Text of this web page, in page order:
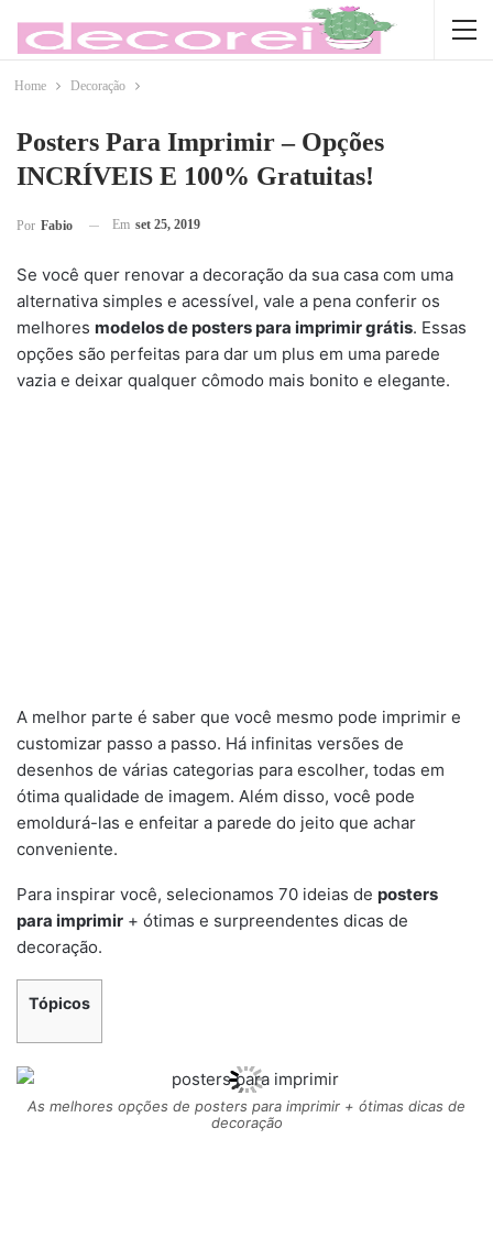
Home Decoração
Posters Para Imprimir – Opções
INCRÍVEIS E 100% Gratuitas!
Por Fabio Em set 25, 2019
Se você quer renovar a decoração da sua casa com uma
alternativa simples e acessível, vale a pena conferir os
melhores modelos de posters para imprimir grátis. Essas
opções são perfeitas para dar um plus em uma parede
vazia e deixar qualquer cômodo mais bonito e elegante.
A melhor parte é saber que você mesmo pode imprimir e
customizar passo a passo. Há infinitas versões de
desenhos de várias categorias para escolher, todas em
ótima qualidade de imagem. Além disso, você pode
emoldurá-las e enfeitar a parede do jeito que achar
conveniente.
Para inspirar você, selecionamos 70 ideias de posters
para imprimir + ótimas e surpreendentes dicas de
decoração.
Tópicos
As melhores opções de posters para imprimir + ótimas dicas de
decoração